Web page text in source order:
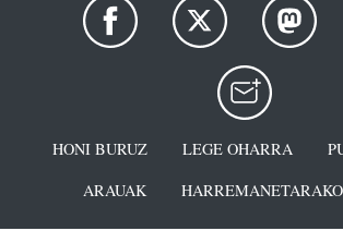
HONI BURUZ LEGE OHARRA
ARAUAK
HARREMANETARAKO